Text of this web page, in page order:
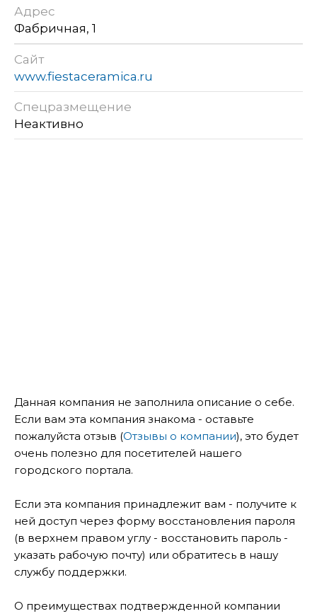
Адрес
Фабричная, 1
Сайт
www.fiestaceramica.ru
Спецразмещение
Неактивно
Данная компания не заполнила описание о себе.
Если вам эта компания знакома - оставьте
пожалуйста отзыв (Отзывы о компании), это будет
очень полезно для посетителей нашего
городского портала.
Если эта компания принадлежит вам - получите к
ней доступ через форму восстановления пароля
(в верхнем правом углу - восстановить пароль -
указать рабочую почту) или обратитесь в нашу
службу поддержки.
О преимуществах подтвержденной компании